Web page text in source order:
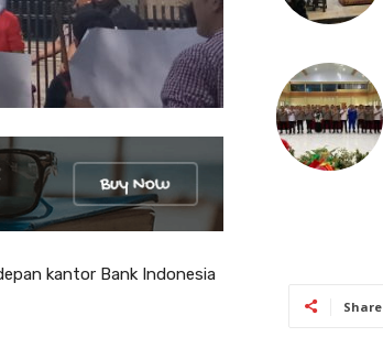
kantor Bank Indonesia
Share